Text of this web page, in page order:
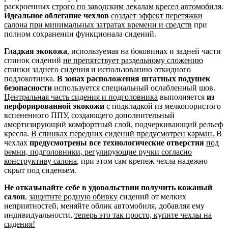
раскроенных строго по заводским лекалам кресел автомобиля.
Идеальное облегание чехлов создает эффект перетяжки
салона при минимальных затратах времени и средств при
полном сохранении функционала сидений.
Гладкая экокожа, используемая на боковинах и задней части
спинок сидений не препятствует раздельному сложению
спинки заднего сидения и использованию откидного
подлокотника. В зонах расположения штатных подушек
безопасности используется специальный ослабленный шов.
Центральная часть сидения и подголовника выполняется из
перфорированной экокожи с подкладкой из мелкопористого
вспененного ППУ, создающего дополнительный
амортизирующий комфортный слой, подчеркивающий рельеф
кресла. В спинках передних сидений предусмотрен карман. В
чехлах предусмотрены все технологические отверстия под
ремни, подголовники, регулирующие ручки согласно
конструктиву салона, при этом сам крепеж чехла надежно
скрыт под сиденьем.
Не отказывайте себе в удовольствии получить кожаный
салон, защитите родную обивку сидений от мелких
неприятностей, меняйте облик автомобиля, добавляя ему
индивидуальности, теперь это так просто, купите чехлы на
сидения!